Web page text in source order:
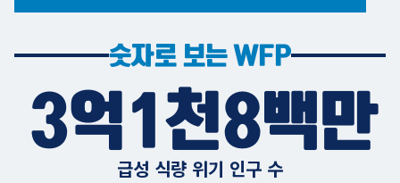
숫자로 보는 WFP
3억1천8백만
급성 식량 위기 인구 수